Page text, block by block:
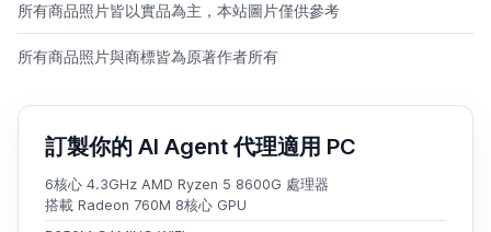
所有商品照片皆以實品為主，本站圖片僅供參考
所有商品照片與商標皆為原著作者所有
訂製你的 AI Agent 代理適用 PC
6核心 4.3GHz AMD Ryzen 5 8600G 處理器
搭載 Radeon 760M 8核心 GPU